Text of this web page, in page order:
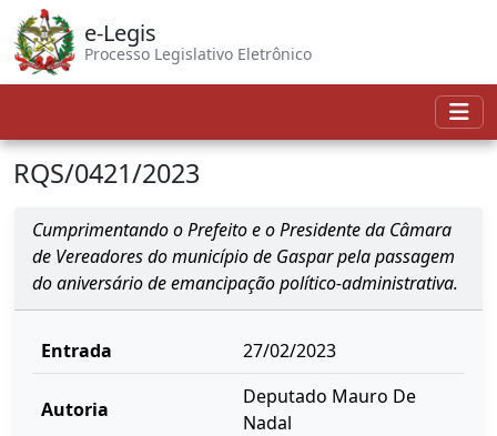
e-Legis
Processo Legislativo Eletrônico
RQS/0421/2023
Cumprimentando o Prefeito e o Presidente da Câmara
de Vereadores do município de Gaspar pela passagem
do aniversário de emancipação político-administrativa.
Entrada 27/02/2023
Autoria
Deputado Mauro De
Nadal